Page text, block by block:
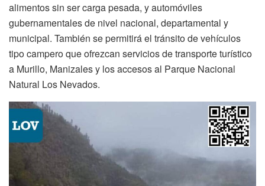
alimentos sin ser carga pesada, y automóviles
gubernamentales de nivel nacional, departamental y
municipal. También se permitirá el tránsito de vehículos
tipo campero que ofrezcan servicios de transporte turístico
a Murillo, Manizales y los accesos al Parque Nacional
Natural Los Nevados.